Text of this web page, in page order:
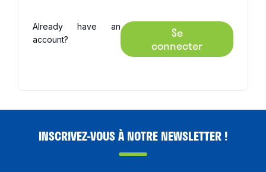
Already have an
account?
Se
connecter
INSCRIVEZ-VOUS À NOTRE NEWSLETTER !